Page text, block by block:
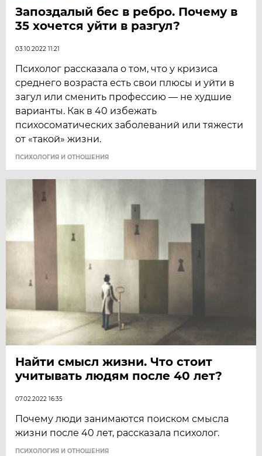
Запоздалый бес в ребро. Почему в
35 хочется уйти в разгул?
03.10.2022 11:21
Психолог рассказала о том, что у кризиса
среднего возраста есть свои плюсы и уйти в
загул или сменить профессию — не худшие
варианты. Как в 40 избежать
психосоматических заболеваний или тяжести
от «такой» жизни.
ПСИХОЛОГИЯ И ОТНОШЕНИЯ
Найти смысл жизни. Что стоит
учитывать людям после 40 лет?
07.02.2022 16:35
Почему люди занимаются поиском смысла
жизни после 40 лет, рассказала психолог.
ПСИХОЛОГИЯ И ОТНОШЕНИЯ